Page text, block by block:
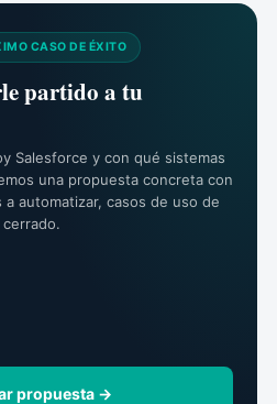
CASO DE ÉXITO
partido a tu
Salesforce y con qué sistemas
una propuesta concreta con
automatizar, casos de uso de
propuesta →